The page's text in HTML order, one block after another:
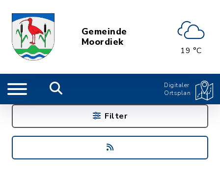
Gemeinde
Moordiek
19 °C
Digitaler
Ortsplan
Filter